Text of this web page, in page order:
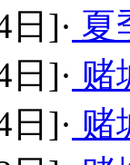
]· 夏
]· 赌
]· 赌